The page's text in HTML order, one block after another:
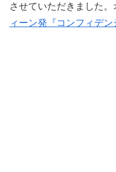
させていただきました
ィーン発『コンフィデン